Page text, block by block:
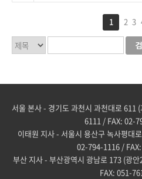
1 2 3
서울 본사 - 경기도 과천시 과천대로
6111 / FAX: 02-
이태원 지사 - 서울시 용산구 녹사평대
02-794-1116 /
부산 지사 - 부산광역시 광남로 173 (광
FAX: 051-